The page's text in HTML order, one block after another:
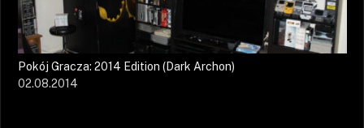
Pokój Gracza: 2014 Edition (Dark Archon)
02.08.2014